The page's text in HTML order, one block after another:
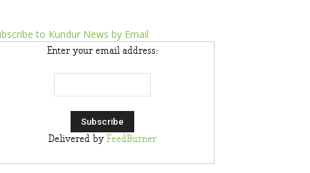
to Kundur News by Email
Enter your email address:
Delivered by FeedBurner